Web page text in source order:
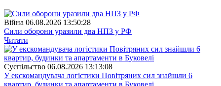
Війна 06.08.2026 13:50:28
Сили оборони уразили два НПЗ у РФ
Читати
Суспiльство 06.08.2026 13:13:08
У екскомандувача логістики Повітряних сил знайшли 6
квартир, будинки та апартаменти в Буковелі